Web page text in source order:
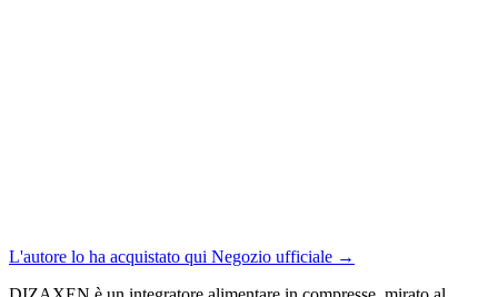
L'autore lo ha acquistato qui Negozio ufficiale →